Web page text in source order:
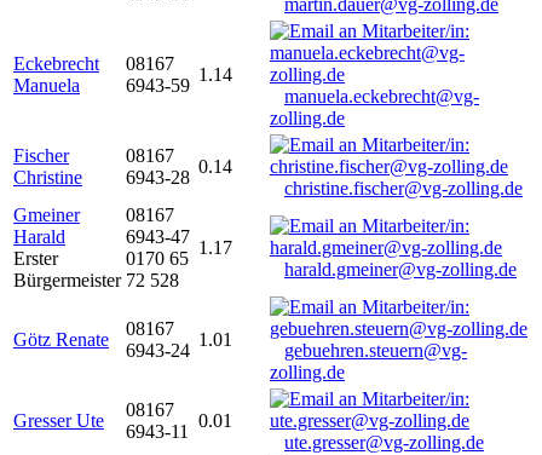
martin.dauer@vg-zolling.de
Eckebrecht
Manuela
08167
6943-59
1.14
manuela.eckebrecht@vg-
zolling.de
Fischer
Christine
08167
6943-28
0.14
christine.fischer@vg-zolling.de
Gmeiner
Harald
Erster
Bürgermeister
08167
6943-47
0170 65
72 528
1.17
harald.gmeiner@vg-zolling.de
Götz Renate
08167
6943-24
1.01
gebuehren.steuern@vg-
zolling.de
Gresser Ute
08167
6943-11
0.01
ute.gresser@vg-zolling.de